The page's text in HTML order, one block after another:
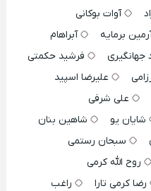
آوات بوکانی
برمایه
آبراهام
جهانگیری
فرشید حکمتی
علیرضا اسپید
علی شرفی
شایان یو
شاهین بنان
سبحان رستمی
روح الله کرمی
رضا کرمی تارا
راغب